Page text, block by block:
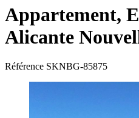
Appartement,
Alicante
Référence SKNBG-85875